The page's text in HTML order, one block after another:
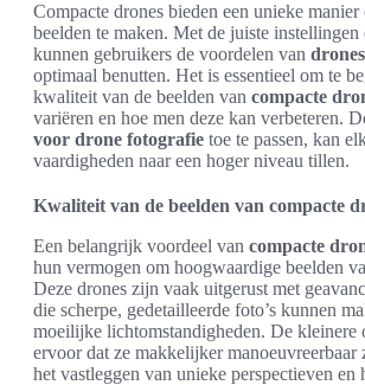
Compacte drones bieden een unieke
beelden te maken. Met de juiste instellingen
kunnen gebruikers de voordelen van
optimaal benutten. Het is essentieel om te
kwaliteit van de beelden van compacte
variëren en hoe men deze kan verbeteren.
voor drone fotografie toe te passen, kan
vaardigheden naar een hoger niveau tillen.
Kwaliteit van de beelden van compacte
Een belangrijk voordeel van compacte
hun vermogen om hoogwaardige beelden
Deze drones zijn vaak uitgerust met
die scherpe, gedetailleerde foto’s kunnen
moeilijke lichtomstandigheden. De kleinere
ervoor dat ze makkelijker
het vastleggen van unieke perspectieven en